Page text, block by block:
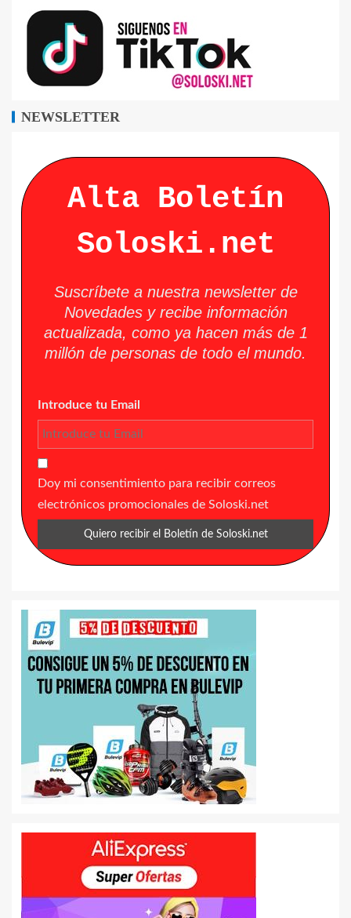
NEWSLETTER
Alta Boletín
Soloski.net
Suscríbete a nuestra newsletter de
Novedades y recibe información
actualizada, como ya hacen más de 1
millón de personas de todo el mundo.
Introduce tu Email
Doy mi consentimiento para recibir correos
electrónicos promocionales de Soloski.net